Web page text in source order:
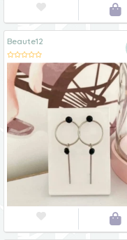
 
Beaute12
 